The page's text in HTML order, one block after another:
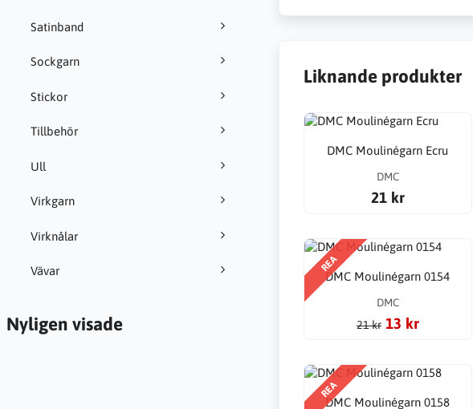
Satinband
Sockgarn
Stickor
Tillbehör
Ull
Virkgarn
Virknålar
Vävar
Nyligen visade
Liknande produkter
DMC Moulinégarn Ecru
DMC
21 kr
REA
DMC Moulinégarn 0154
DMC
21 kr 13 kr
REA
DMC Moulinégarn 0158